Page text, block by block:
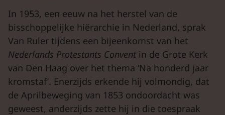
In 1953, een eeuw na het herstel van de
bisschoppelijke hiërarchie in Nederland, sprak
Van Ruler tijdens een bijeenkomst van het
Nederlands Protestants Convent in de Grote Kerk
van Den Haag over het thema ‘Na honderd jaar
kromstaf’. Enerzijds erkende hij volmondig, dat
de Aprilbeweging van 1853 ondoordacht was
geweest, anderzijds zette hij in die toespraak